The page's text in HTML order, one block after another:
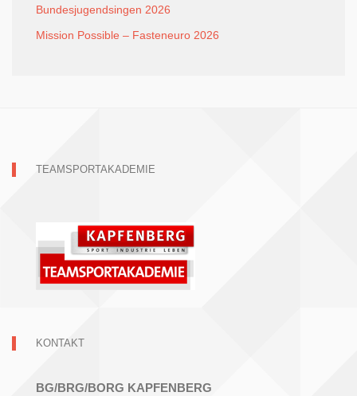
Bundesjugendsingen 2026
Mission Possible – Fasteneuro 2026
TEAMSPORTAKADEMIE
KONTAKT
BG/BRG/BORG KAPFENBERG